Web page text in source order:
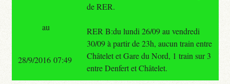
de RER.
RER B:du lundi 26/09 au vendredi
30/09 à partir de 23h, aucun train entre
Châtelet et Gare du Nord, 1 train sur 3
entre Denfert et Châtelet.
au
28/9/2016 07:49